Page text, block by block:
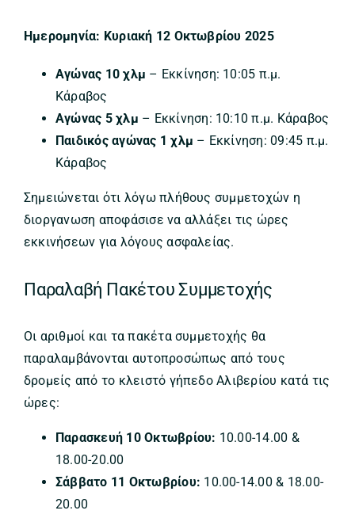
Ημερομηνία: Κυριακή 12 Οκτωβρίου 2025
Αγώνας 10 χλμ – Εκκίνηση: 10:05 π.μ.
Κάραβος
Αγώνας 5 χλμ – Εκκίνηση: 10:10 π.μ. Κάραβος
Παιδικός αγώνας 1 χλμ – Εκκίνηση: 09:45 π.μ.
Κάραβος
Σημειώνεται ότι λόγω πλήθους συμμετοχών η
διοργανωση αποφάσισε να αλλάξει τις ώρες
εκκινήσεων για λόγους ασφαλείας.
Παραλαβή Πακέτου Συμμετοχής
Οι αριθμοί και τα πακέτα συμμετοχής θα
παραλαμβάνονται αυτοπροσώπως από τους
δρομείς από το κλειστό γήπεδο Αλιβερίου κατά τις
ώρες:
Παρασκευή 10 Οκτωβρίου: 10.00-14.00 &
18.00-20.00
Σάββατο 11 Οκτωβρίου: 10.00-14.00 & 18.00-
20.00